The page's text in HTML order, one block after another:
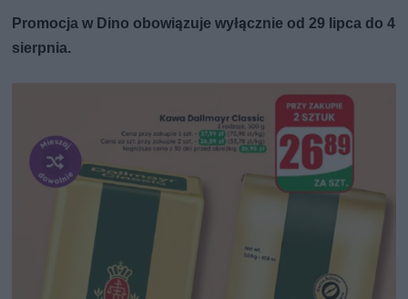
Promocja w Dino obowiązuje wyłącznie od 29 lipca do 4
sierpnia.